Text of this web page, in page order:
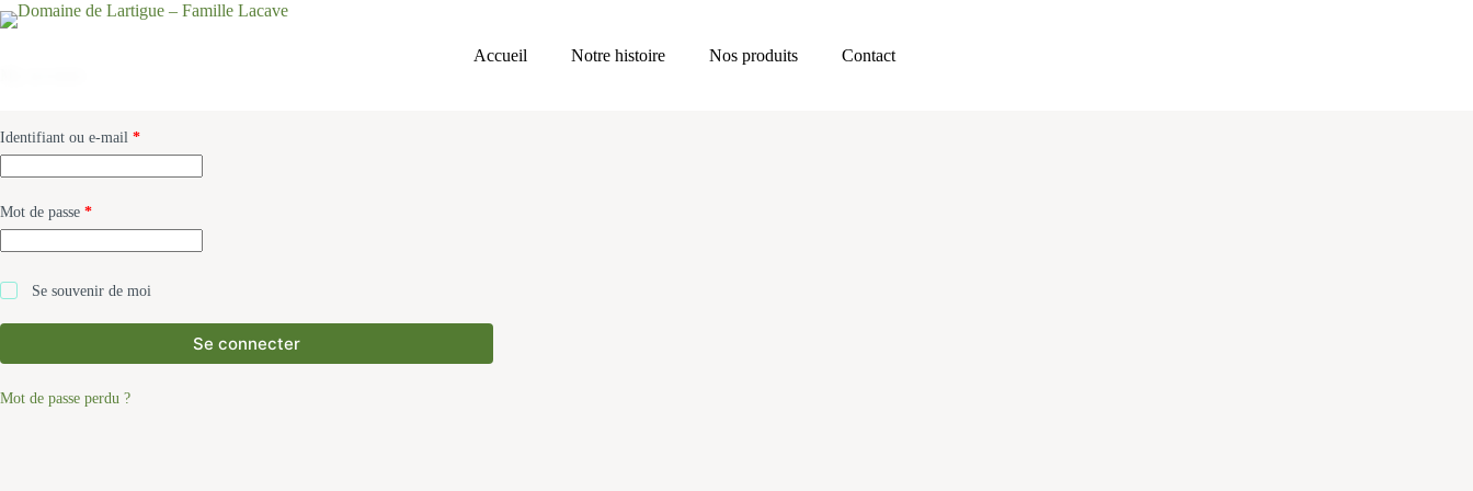
Passer
au
Accueil Notre histoire Nos produits
Contact
Identifiant ou e-mail *Obligatoire
Mot de passe *Obligatoire
Se souvenir de moi
Se connecter
Mot de passe perdu ?